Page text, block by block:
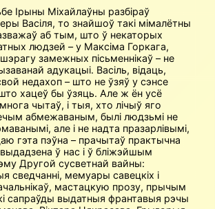
Ірыны Міхайлаўны разбіраў
Васіля, то знайшоў такі мімалётны
аб тым, што ў некаторых
людзей – у Максіма Горкага,
шэрагу замежных пісьменнікаў – не
адукацыі. Васіль, відаць,
недахоп – што не ўзяў у сэнсе
хацеў бы ўзяць. Але ж ён усё
чытаў, і тыя, хто лічыў яго
абмежаваным, былі людзьмі не
але і не надта празарлівымі,
гэта пэўна – прачытаў практычна
ў нас і ў бліжэйшым
Другой сусветнай вайны:
сведчанні, мемуары савецкіх і
мастацкую прозу, прычым
сапраўды выдатныя франтавыя рэчы